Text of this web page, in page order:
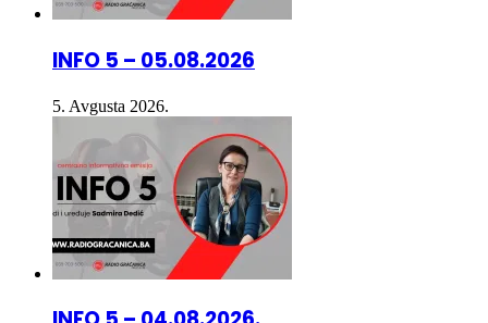
INFO 5 – 05.08.2026
5. Avgusta 2026.